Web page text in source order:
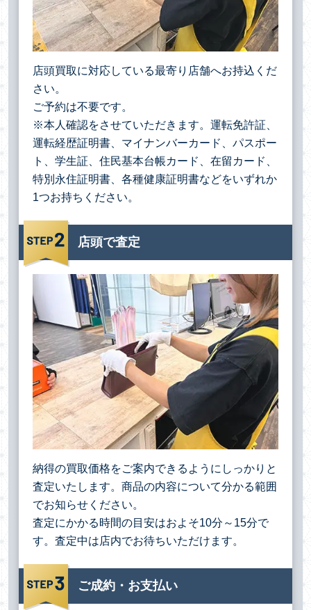
店頭買取に対応している最寄り店舗へお持込くだ
さい。
ご予約は不要です。
※本人確認をさせていただきます。運転免許証、
運転経歴証明書、マイナンバーカード、パスポー
ト、学生証、住民基本台帳カード、在留カード、
特別永住証明書、各種健康証明書などをいずれか
1つお持ちください。
店頭で査定
納得の買取価格をご案内できるようにしっかりと
査定いたします。商品の内容について分かる範囲
でお知らせください。
査定にかかる時間の目安はおよそ10分～15分で
す。査定中は店内でお待ちいただけます。
ご成約・お支払い